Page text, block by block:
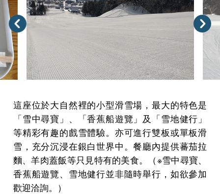
這座位於大自然裡的小型滑雪場，最大的特色是
「雪中尋寶」、「香蕉船遊覽」及「雪地健行」
等精彩有趣的戲雪體驗。亦可進行雙板或單板滑
雪，充分沉浸在銀白世界中。餐廳內提供蕃茄拉
麵、羊肉蓋飯等只見特有的美食。（※雪中尋寶、
香蕉船遊覽、雪地健行並非隨時舉行，如欲參加
歡迎洽詢。）